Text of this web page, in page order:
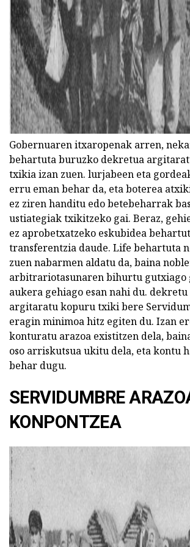
Gobernuaren itxaropenak arren,
behartuta buruzko dekretua
txikia izan zuen. lurjabeen eta
erru eman behar da, eta boterea
ez ziren handitu edo betebeharrak
ustiategiak txikitzeko gai. Beraz,
ez aprobetxatzeko eskubidea
transferentzia daude. Life behartuta
zuen nabarmen aldatu da, baina
arbitrariotasunaren bihurtu gutxiago
aukera gehiago esan nahi du.
argitaratu kopuru txiki bere
eragin minimoa hitz egiten du. Izan
konturatu arazoa existitzen dela,
oso arriskutsua ukitu dela, eta kontu
behar dugu.
SERVIDUMBRE
KONPONTZEA